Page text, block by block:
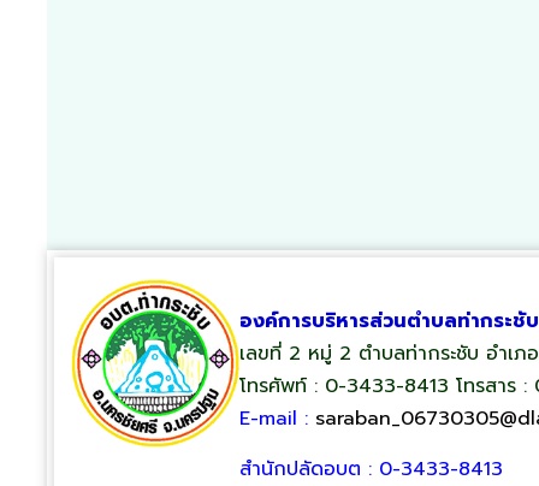
องค์การบริหารส่วนตำบลท่ากระชับ
เลขที่ 2 หมู่ 2 ตำบลท่ากระชับ อำเ
โทรศัพท์ : 0-3433-8413 โทรสาร
E-mail :
สำนักปลัดอบต : 0-3433-8413